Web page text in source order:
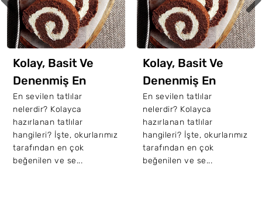
Kolay, Basit Ve
Denenmiş En
Sevilen 10 Tatlı
Tarifi
En sevilen tatlılar
nelerdir? Kolayca
hazırlanan tatlılar
hangileri? İşte, okurlarımız
tarafından en çok
beğenilen ve se...
Kolay, Basit Ve
Denenmiş En
Sevilen 10 Tatlı
Tarifi
En sevilen tatlılar
nelerdir? Kolayca
hazırlanan tatlılar
hangileri? İşte, okurlarımız
tarafından en çok
beğenilen ve se...